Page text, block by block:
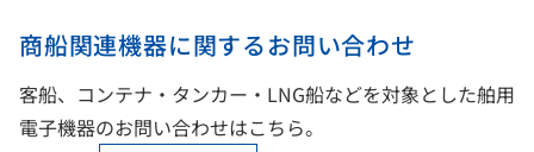
商船関連機器に関するお問い合わせ
客船、コンテナ・タンカー・LNG船などを対象とした舶用
電子機器のお問い合わせはこちら。